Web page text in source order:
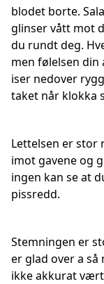
blodet borte.
glinser vått mot
du rundt deg.
men følelsen din
iser nedover
taket når klokka
Lettelsen er stor
imot gavene og
ingen kan se at
pissredd.
Stemningen er
er glad over a
ikke akkurat